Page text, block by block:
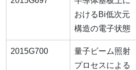
おけるBi低次元
構造の電子状態
2015G700
量子ビーム照射
プロセスによる